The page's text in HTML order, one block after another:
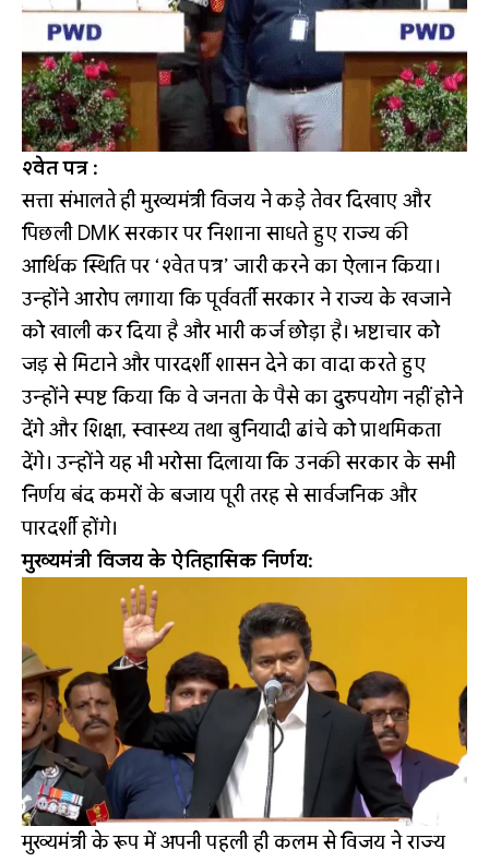
श्वेत पत्र :
सत्ता संभालते ही मुख्यमंत्री विजय ने कड़े तेवर दिखाए और
पिछली DMK सरकार पर निशाना साधते हुए राज्य की
आर्थिक स्थिति पर ‘श्वेत पत्र’ जारी करने का ऐलान किया।
उन्होंने आरोप लगाया कि पूर्ववर्ती सरकार ने राज्य के खजाने
को खाली कर दिया है और भारी कर्ज छोड़ा है। भ्रष्टाचार को
जड़ से मिटाने और पारदर्शी शासन देने का वादा करते हुए
उन्होंने स्पष्ट किया कि वे जनता के पैसे का दुरुपयोग नहीं होने
देंगे और शिक्षा, स्वास्थ्य तथा बुनियादी ढांचे को प्राथमिकता
देंगे। उन्होंने यह भी भरोसा दिलाया कि उनकी सरकार के सभी
निर्णय बंद कमरों के बजाय पूरी तरह से सार्वजनिक और
पारदर्शी होंगे।
मुख्यमंत्री विजय के ऐतिहासिक निर्णय:
मुख्यमंत्री के रूप में अपनी पहली ही कलम से विजय ने राज्य